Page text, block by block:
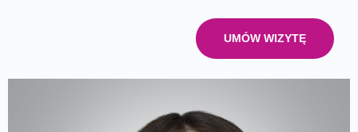
UMÓW WIZYTĘ